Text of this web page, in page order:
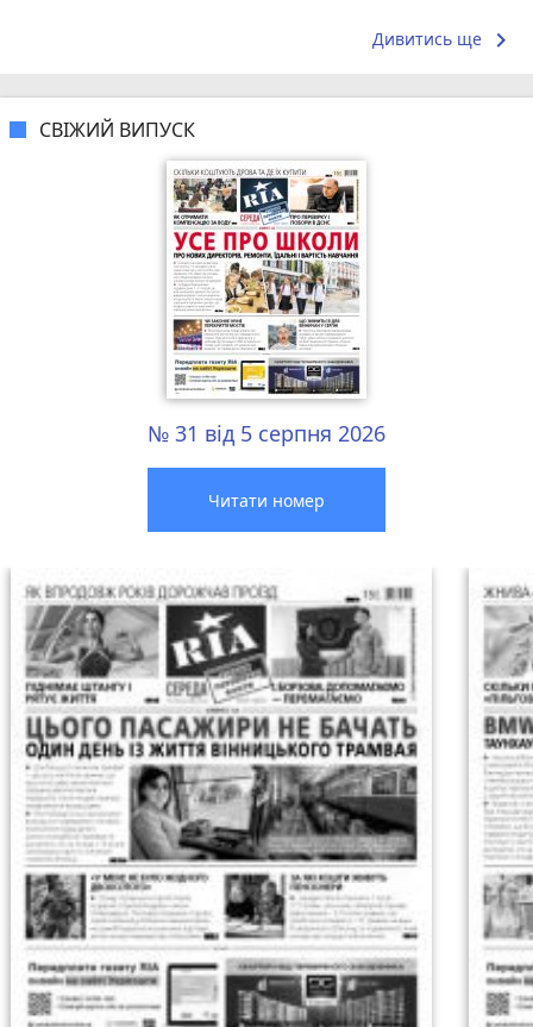
Дивитись ще keyboard_arrow_right
СВІЖИЙ ВИПУСК
№ 31 від 5 серпня 2026
Читати номер